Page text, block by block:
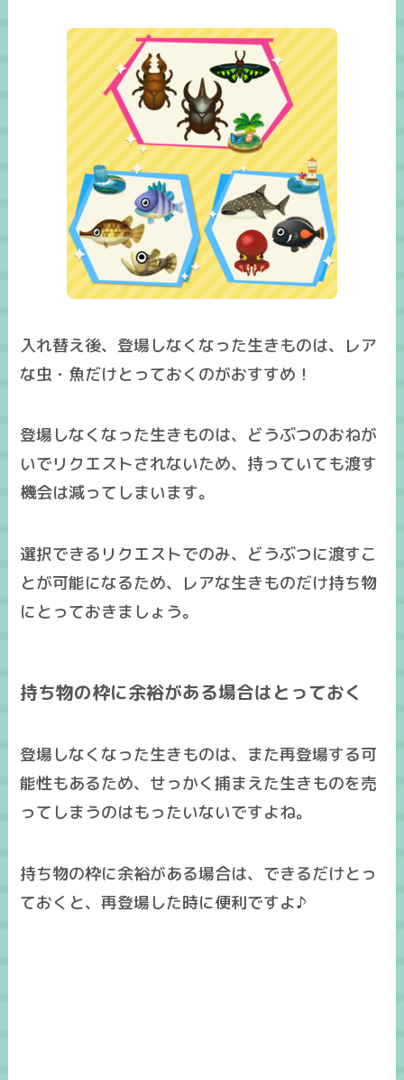
入れ替え後、登場しなくなった生きものは、 レア
な虫・魚だけとっておくのがおすすめ！
登場しなくなった生きものは、どうぶつのおねが
いでリクエストされないため、持っていても渡す
機会は減ってしまいます。
選択できるリクエストでのみ、どうぶつに渡すこ
とが可能になるため、レアな生きものだけ持ち物
にとっておきましょう。
持ち物の枠に余裕がある場合はとっておく
登場しなくなった生きものは、 また再登場する可
能性もあるため、せっかく捕まえた生きものを売
ってしまうのはもったいないですよね。
持ち物の枠に余裕がある場合は、できるだけとっ
ておくと、再登場した時に便利ですよ♪